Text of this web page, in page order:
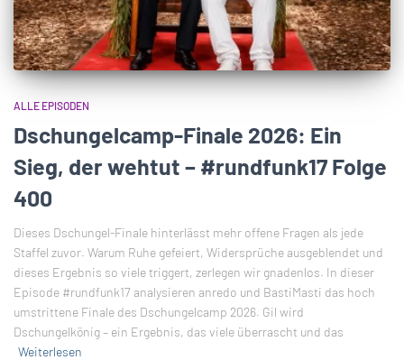
ALLE EPISODEN
Dschungelcamp-Finale 2026: Ein
Sieg, der wehtut – #rundfunk17 Folge
400
Dieses Dschungel-Finale hinterlässt mehr offene Fragen als jede
Staffel zuvor. Warum Ruhe gefeiert, Widersprüche ausgeblendet und
dieses Ergebnis so viele triggert, zerlegen wir gnadenlos. In dieser
Episode #rundfunk17 analysieren anredo und BastiMasti das hoch
umstrittene Finale des Dschungelcamp 2026. Gil wird
Dschungelkönig – ein Ergebnis, das viele überrascht und das
Weiterlesen